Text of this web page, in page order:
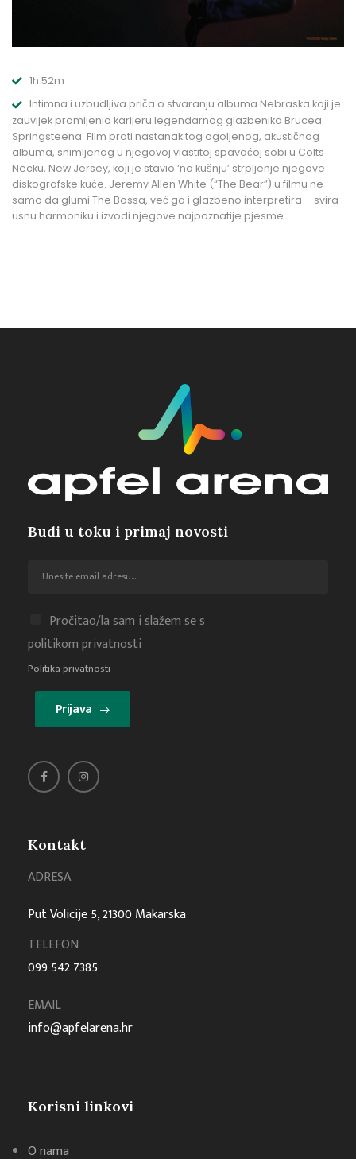
1h 52m
Intimna i uzbudljiva priča o stvaranju albuma Nebraska koji je
zauvijek promijenio karijeru legendarnog glazbenika Brucea
Springsteena. Film prati nastanak tog ogoljenog, akustičnog
albuma, snimljenog u njegovoj vlastitoj spavaćoj sobi u Colts
Necku, New Jersey, koji je stavio ‘na kušnju’ strpljenje njegove
diskografske kuće. Jeremy Allen White (“The Bear”) u filmu ne
samo da glumi The Bossa, već ga i glazbeno interpretira – svira
usnu harmoniku i izvodi njegove najpoznatije pjesme.
Kontakt
ADRESA
Put Volicije 5, 21300 Makarska
TELEFON
099 542 7385
EMAIL
info@apfelarena.hr
Korisni linkovi
O nama
Budi u toku i primaj novosti
Pročitao/la sam i slažem se s
politikom privatnosti
Politika privatnosti
Prijava